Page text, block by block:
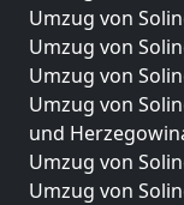
Umzug von
Umzug von
Umzug von
Umzug von
und
Umzug von
Umzug von